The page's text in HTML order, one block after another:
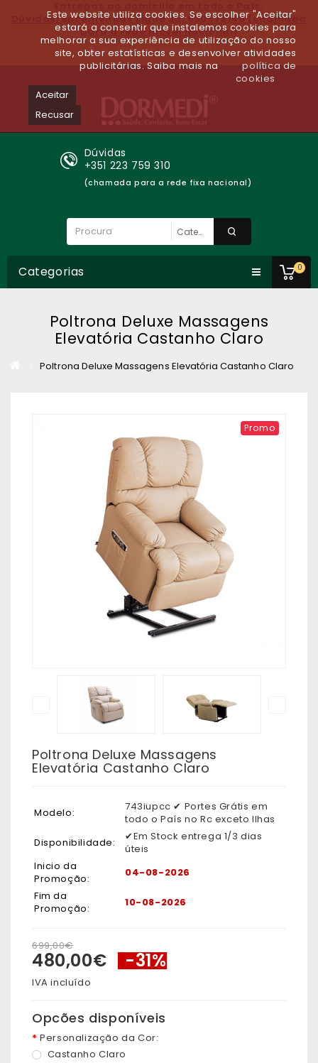
Dúvidas/encomendas Ligue Já: 930679140 (chamada
para a rede móvel nacional)
Lista de desejos (0)
0
Dúvidas
+351 223 759 310
(chamada para a rede fixa nacional)
Categorias
Poltrona Deluxe Massagens
Elevatória Castanho Claro
Poltrona Deluxe Massagens Elevatória Castanho Claro
Promo
Poltrona Deluxe Massagens
Elevatória Castanho Claro
Modelo:
743iupcc ✔ Portes Grátis em
todo o País no Rc exceto Ilhas
Disponibilidade:
✔Em Stock entrega 1/3 dias
úteis
Inicio da
Promoção:
04-08-2026
Fim da
Promoção:
10-08-2026
699,00€
480,00€ -31%
IVA incluído
Opcões disponíveis
Personalização da Cor:
Castanho Claro
Este website utiliza cookies. Se escolher "Aceitar"
estará a consentir que instalemos cookies para
melhorar a sua experiência de utilização do nosso
site, obter estatísticas e desenvolver atividades
publicitárias. Saiba mais na
política de
cookies
Aceitar
Recusar